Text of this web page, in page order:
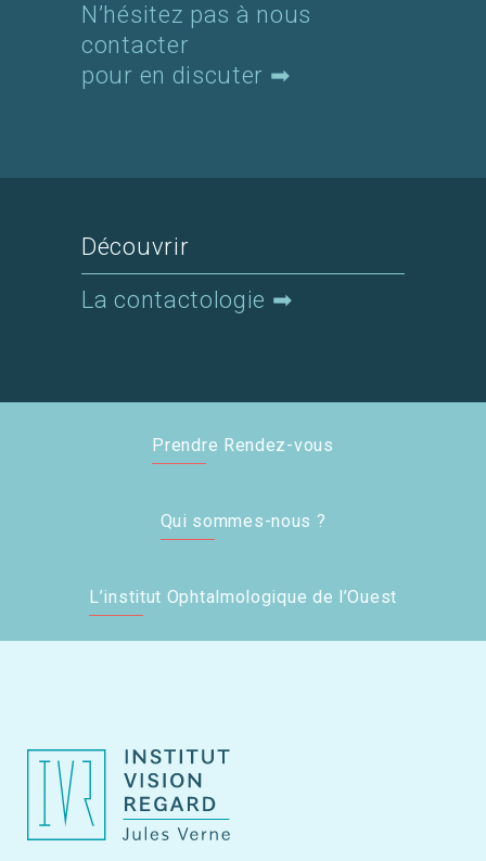
N’hésitez pas à nous
contacter
pour en discuter ➡
Découvrir
La contactologie ➡
Prendre Rendez-vous
Qui sommes-nous ?
L’institut Ophtalmologique de l’Ouest